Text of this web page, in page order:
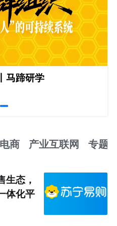
马蹄研学
商 产业互联网 专题
生态，
体化平